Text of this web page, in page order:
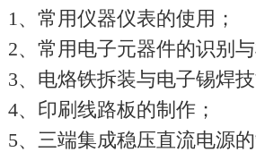
1、常用仪器仪表的使用；
2、常用电子元器件的识别与
3、电烙铁拆装与电子锡焊技
4、印刷线路板的制作；
5、三端集成稳压直流电源的